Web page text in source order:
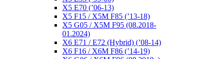
X5 E70 (’06-13)
X5 F15 / X5M F85 (’13-18)
X5 G05 / X5M F95 (08.2018-
01.2024)
X6 E71 / E72 (Hybrid) (’08-14)
X6 F16 / X6M F86 (’14-19)